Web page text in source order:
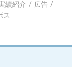
績紹介
広告
ス